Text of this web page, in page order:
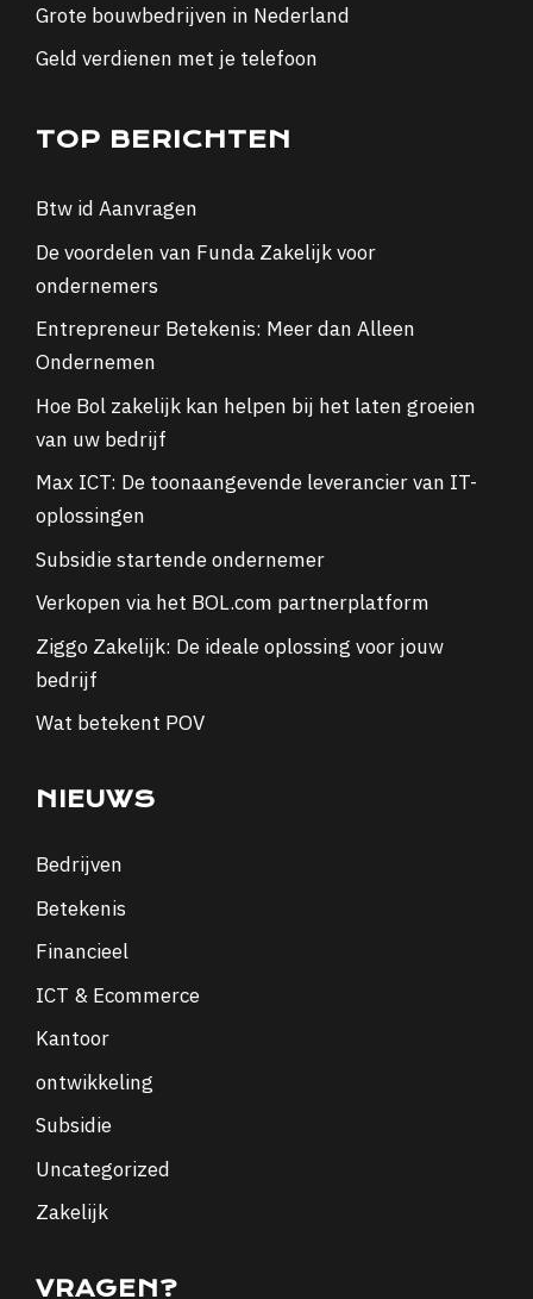
Grote bouwbedrijven in Nederland
Geld verdienen met je telefoon
TOP BERICHTEN
Btw id Aanvragen
De voordelen van Funda Zakelijk voor
ondernemers
Entrepreneur Betekenis: Meer dan Alleen
Ondernemen
Hoe Bol zakelijk kan helpen bij het laten groeien
van uw bedrijf
Max ICT: De toonaangevende leverancier van IT-
oplossingen
Subsidie startende ondernemer
Verkopen via het BOL.com partnerplatform
Ziggo Zakelijk: De ideale oplossing voor jouw
bedrijf
Wat betekent POV
NIEUWS
Bedrijven
Betekenis
Financieel
ICT & Ecommerce
Kantoor
ontwikkeling
Subsidie
Uncategorized
Zakelijk
VRAGEN?